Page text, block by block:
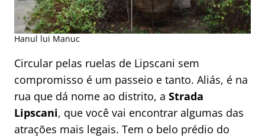
Hanul lui Manuc
Circular pelas ruelas de Lipscani sem
compromisso é um passeio e tanto. Aliás, é na
rua que dá nome ao distrito, a Strada
Lipscani, que você vai encontrar algumas das
atrações mais legais. Tem o belo prédio do